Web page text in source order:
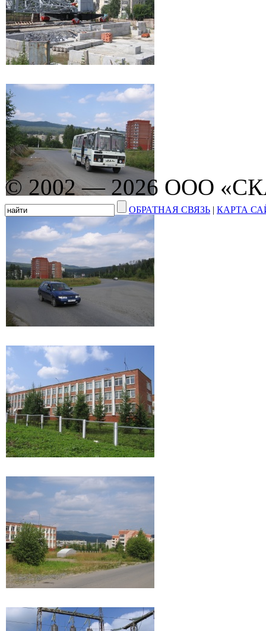
© 2002 — 2026 ООО
ОБРАТНАЯ СВЯЗЬ | КАРТА